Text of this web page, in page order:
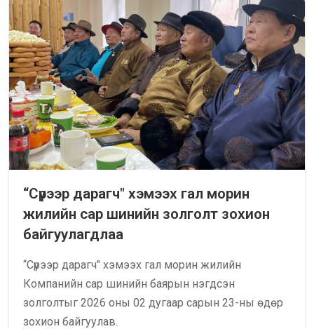
“Сүрээр дарагч" хэмээх гал морин
жилийн сар шинийн золголт зохион
байгуулагдлаа
“Сүрээр дарагч" хэмээх гал морин жилийн
Компанийн сар шинийн баярын нэгдсэн
золголтыг 2026 оны 02 дугаар сарын 23-ны өдөр
зохион байгуулав.